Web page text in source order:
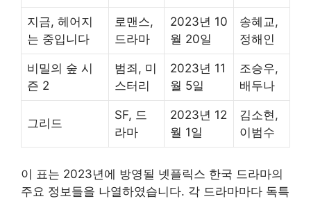
지금, 헤어지
는 중입니다
로맨스,
드라마
2023년 10
월 20일
송혜교,
정해인
비밀의 숲 시
즌 2
범죄, 미
스터리
2023년 11
월 5일
조승우,
배두나
그리드
SF, 드
라마
2023년 12
월 1일
김소현,
이범수
이 표는 2023년에 방영될 넷플릭스 한국 드라마의
주요 정보들을 나열하였습니다. 각 드라마마다 독특